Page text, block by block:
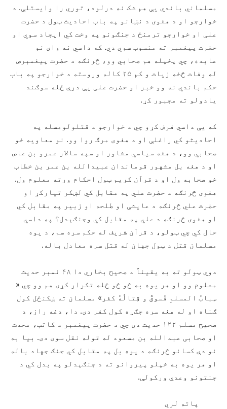
مسلماني باندي یې هم شک نه درلود، توري را وایستلې. د
خوارجو او د هغوی د نښانو په باب احادیث ټول د حضرت
علی او خوارجو ترمنځ د جنګونو په وخت کي ایجاد سوي او
حضرت پیغمبر ته منسوب سوي دي. که داسي نه وای نو
عابده، چي پخپله هم صحابي وو، څرنګه د حضرت پیغمبرص
له وفات څخه زیات و کم ۲۵ کاله وروسته د خوارجو په باب
حکم باندي نه وو خبر او حضرت علی یې درې ځله سوګند
یادولو ته مجبور کړ.
که یې داسي فرض کړو چي د خوارجو د قتلولومسله په
احادیثو کي راغلې او د هغوی مرګ روا وو. نو معاویه خو
صحابي وو، د هغه سیاسي مشاور او سپه سالار عمرو بن عاص
او د هغه بل مشهور قوماندان عبیدالله بن عمر بن خطاب
خو صحابه ول او د قرآن کریم ټول احکام ورته معلوم ول.
هغوی څرنګه د حضرت علي په مقابل کي لښکر تیارکړ او
حضرت علي څرنګه د عایشې او طلحه او زبیر په مقابل کي
او هغوی څرنګه د علي په مقابل کي وجنګېدل؟ په داسي
حال کي چي ټولو، د قرآن شریف له حکم سره سم، د یوه
مسلمان قتل د ټول جهان له قتل سره معادل باله.
دوي ټولو ته به یقیناً د صحیح بخاري دا ۴۸ نمبر حدیث
معلوم وو او هر یوه به څو څو ځله تکرار کړی هم وو چي «
سِبابُ المسلمِ فُسوقٌ و قِتالُهُ کفر» مسلمان ته ښکنځل کول
ګناه او له هغه سره جګړه کول کفر دی. دا، دغه راز، د
صحیح مسلم ۱۲۲ حدیث دی چي د حضرت پیغمبر د کاتب، محدث
او صحابی عبدالله بن مسعود له قوله نقل سوی دی. بیا به
نو دې کسانو څرنګه د یوه بل په مقابل کي جنګ جهاد باله
او هر یوه به خپلو پیروانو ته د جنګېدلو په بدل کي د
جنتونو وعدې ورکولې.
پاته لري